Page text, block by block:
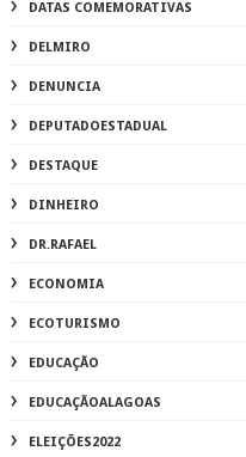
DATAS COMEMORATIVAS
DELMIRO
DENUNCIA
DEPUTADOESTADUAL
DESTAQUE
DINHEIRO
DR.RAFAEL
ECONOMIA
ECOTURISMO
EDUCAÇÃO
EDUCAÇÃOALAGOAS
ELEIÇÕES2022